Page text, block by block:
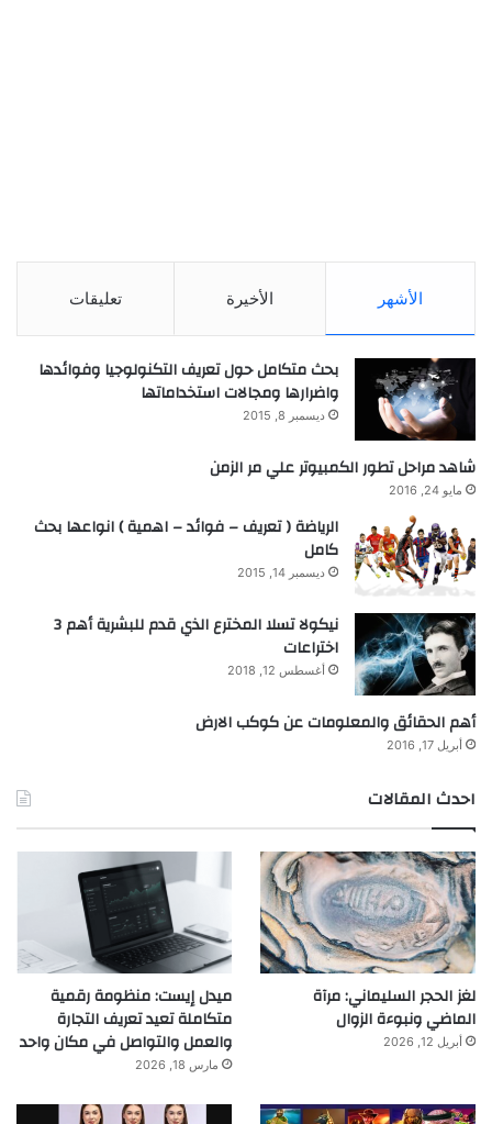
الأشهر الأخيرة تعليقات
بحث متكامل حول تعريف التكنولوجيا وفوائدها
واضرارها ومجالات استخداماتها
ديسمبر 8, 2015
شاهد مراحل تطور الكمبيوتر علي مر الزمن
مايو 24, 2016
الرياضة ( تعريف – فوائد – اهمية ) انواعها بحث
كامل
ديسمبر 14, 2015
نيكولا تسلا المخترع الذي قدم للبشرية أهم 3
اختراعات
أغسطس 12, 2018
أهم الحقائق والمعلومات عن كوكب الارض
أبريل 17, 2016
احدث المقالات
لغز الحجر السليماني: مرآة
الماضي ونبوءة الزوال
أبريل 12, 2026
ميدل إيست: منظومة رقمية
متكاملة تعيد تعريف التجارة
والعمل والتواصل في مكان واحد
مارس 18, 2026